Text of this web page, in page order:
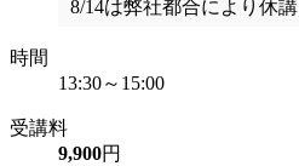
8/14は弊社都合により休講
時間
13:30～15:00
受講料
9,900円